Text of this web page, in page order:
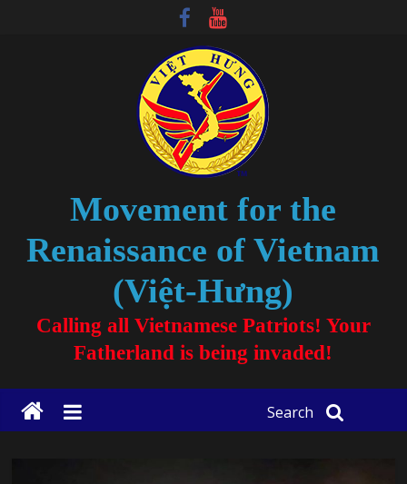
Movement for the
Renaissance of Vietnam
(Việt-Hưng)
Calling all Vietnamese Patriots! Your
Fatherland is being invaded!
Search